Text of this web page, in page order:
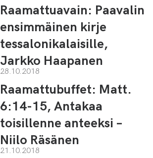
Raamattuavain: Paavalin
ensimmäinen kirje
tessalonikalaisille,
Jarkko Haapanen
28.10.2018
Raamattubuffet: Matt.
6:14-15, Antakaa
toisillenne anteeksi –
Niilo Räsänen
21.10.2018